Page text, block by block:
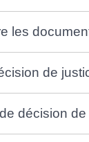
les
de
décision